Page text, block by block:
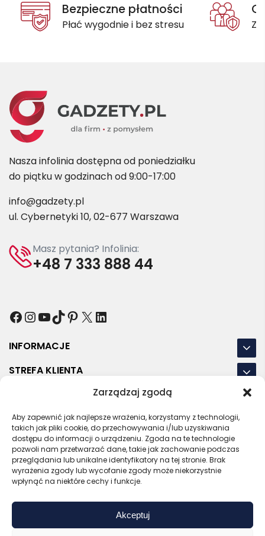
Zarządzaj zgodą
Aby zapewnić jak najlepsze wrażenia, korzystamy z technologii,
takich jak pliki cookie, do przechowywania i/lub uzyskiwania
dostępu do informacji o urządzeniu. Zgoda na te technologie
pozwoli nam przetwarzać dane, takie jak zachowanie podczas
przeglądania lub unikalne identyfikatory na tej stronie. Brak
wyrażenia zgody lub wycofanie zgody może niekorzystnie
wpłynąć na niektóre cechy i funkcje.
Akceptuj
Bezpieczne płatności
Płać wygodnie i bez stresu
Nasza infolinia dostępna od poniedziałku
do piątku w godzinach od 9:00-17:00
info@gadzety.pl
ul. Cybernetyki 10, 02-677 Warszawa
Masz pytania? Infolinia:
+48 7 333 888 44
Facebook
Instagram
YouTube
TikTok
Pinterest
X LinkedIn
INFORMACJE
STREFA KLIENTA
NASZE LOKALIZACJE
OSTATNIE POSTY
RODOREGULAMINPOLITYKA PRYWATNOŚCI
Certyfikat SSL
Zaufany sprzedawca
Sprawdź opinie